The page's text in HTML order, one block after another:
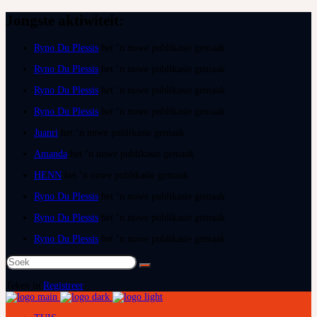
Ryno Du Plessis
Ryno Du Plessis
Ryno Du Plessis
Ryno Du Plessis
Juanri
Amanda
HENN
Ryno Du Plessis
Ryno Du Plessis
Ryno Du Plessis
Soek
na:
Registreer